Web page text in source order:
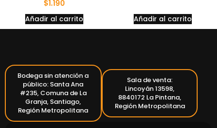
$1.190
Añadir al carrito Añadir al carrito
Bodega sin atención a
público: Santa Ana
#235, Comuna de La
Granja, Santiago,
Región Metropolitana
Sala de venta:
Lincoyán 13598,
8840172 La Pintana,
Región Metropolitana